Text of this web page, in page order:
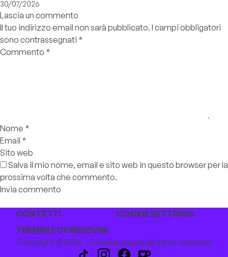
30/07/2026
Lascia un commento
Il tuo indirizzo email non sarà pubblicato. I campi obbligatori
sono contrassegnati *
Commento *
Nome *
Email *
Sito web
Salva il mio nome, email e sito web in questo browser per la
prossima volta che commento.
CONTATTI
COOKIE SETTINGS
TERMINI E CONDIZIONI
Copyright © 2026 - Ondalternativa all rights reserved